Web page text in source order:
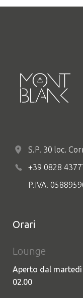
S.P. 30 loc.
+39 0828
P.IVA.
Orari
Lounge
Aperto dal martedì
02.00